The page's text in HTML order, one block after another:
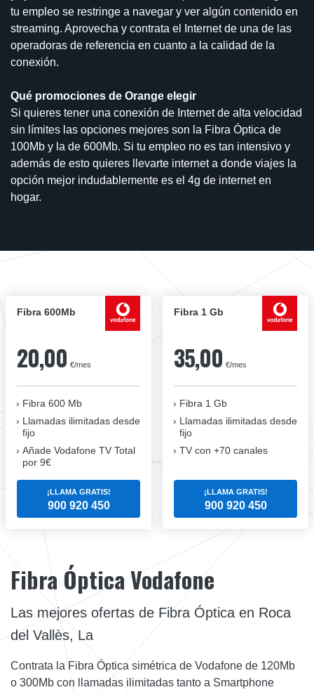
tu empleo se restringe a navegar y ver algún contenido en
streaming. Aprovecha y contrata el Internet de una de las
operadoras de referencia en cuanto a la calidad de la
conexión.
Qué promociones de Orange elegir
Si quieres tener una conexión de Internet de alta velocidad
sin límites las opciones mejores son la Fibra Óptica de
100Mb y la de 600Mb. Si tu empleo no es tan intensivo y
además de esto quieres llevarte internet a donde viajes la
opción mejor indudablemente es el 4g de internet en
hogar.
Fibra 600Mb
20,00 €/mes
Fibra 600 Mb
Llamadas ilimitadas desde
fijo
Añade Vodafone TV Total
por 9€
¡LLAMA GRATIS!
900 920 450
Fibra 1 Gb
35,00 €/mes
Fibra 1 Gb
Llamadas ilimitadas desde
fijo
TV con +70 canales
¡LLAMA GRATIS!
900 920 450
Fibra Óptica Vodafone
Las mejores ofertas de Fibra Óptica en Roca
del Vallès, La
Contrata la Fibra Óptica simétrica de Vodafone de 120Mb
o 300Mb con llamadas ilimitadas tanto a Smartphone